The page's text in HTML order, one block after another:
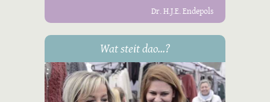
Dr. H.J.E. Endepols
Wat steit dao...?